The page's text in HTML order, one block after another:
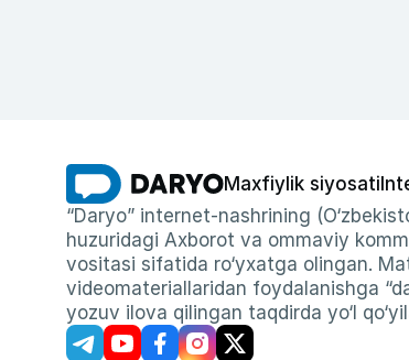
Maxfiylik siyosati
“Daryo” internet-nashrining
huzuridagi Axborot va ommaviy
vositasi sifatida ro‘yxatga olingan.
videomateriallaridan foydalanishga
yozuv ilova qilingan taqdirda yo‘l